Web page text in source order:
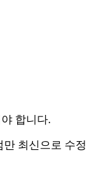
합니다.
최신으로 수정